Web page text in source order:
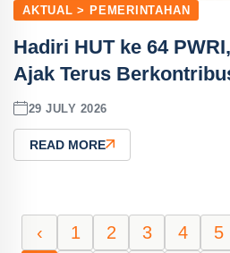
AKTUAL > PEMERINTAHAN
Hadiri HUT ke 64
Ajak Terus
29 JULY 2026
READ MORE
‹ 1 2 3 4 5